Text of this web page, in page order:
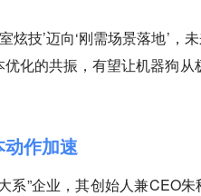
炫技’迈向‘刚需场景落地’
化的共振，有望让机器狗
动作加速
系”企业，其创始人兼CEO